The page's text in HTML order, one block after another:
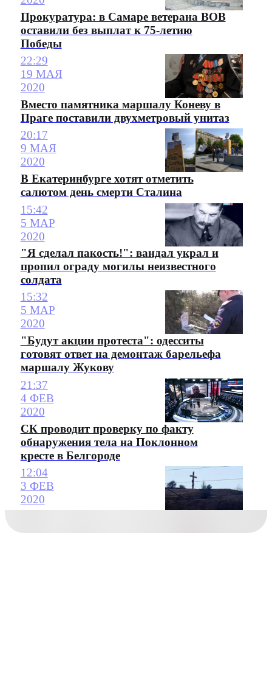
Прокуратура: в Самаре ветерана ВОВ
оставили без выплат к 75-летию
Победы
22:29
19 МАЯ
2020
Вместо памятника маршалу Коневу в
Праге поставили двухметровый унитаз
20:17
9 МАЯ
2020
В Екатеринбурге хотят отметить
салютом день смерти Сталина
15:42
5 МАР
2020
"Я сделал пакость!": вандал украл и
пропил ограду могилы неизвестного
солдата
15:32
5 МАР
2020
"Будут акции протеста": одесситы
готовят ответ на демонтаж барельефа
маршалу Жукову
21:37
4 ФЕВ
2020
СК проводит проверку по факту
обнаружения тела на Поклонном
кресте в Белгороде
12:04
3 ФЕВ
2020